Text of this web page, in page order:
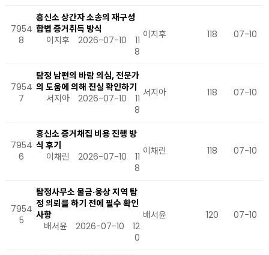
7954
8
흥신소 상간자 소송의 재구성
합법 증거취득 방식
이지후
2026-07-10
11
8
이지후 118 07-10
7954
7
탐정 남편의 바람 의심, 전문가
의 도움에 의해 진실 확인하기
서지아
2026-07-10
11
8
서지아 118 07-10
7954
6
흥신소 증거채집 비용 진행 방
식 후기
이채린
2026-07-10
11
8
이채린 118 07-10
7954
5
탐정사무소 물금·웅상 지역 탐
정 의뢰를 하기 전에 필수 확인
사항
배서윤
2026-07-10
12
0
배서윤 120 07-10